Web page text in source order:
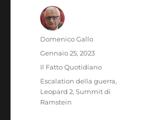
Autore
Domenico Gallo
Pubblicato
il
Gennaio 25, 2023
Categorie
Il Fatto Quotidiano
Tag
Escalation della guerra,
Leopard 2,Summit di
Ramstein